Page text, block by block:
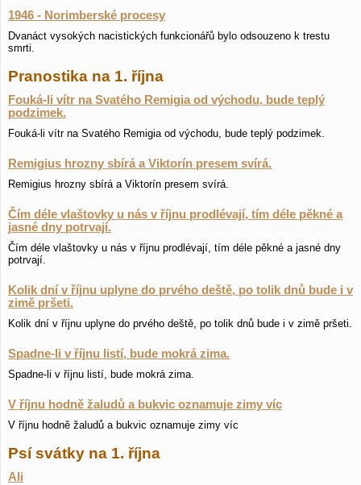
1946 - Norimberské procesy
Dvanáct vysokých nacistických funkcionářů bylo odsouzeno k trestu
smrti.
Pranostika na 1. října
Fouká-li vítr na Svatého Remigia od východu, bude teplý
podzimek.
Fouká-li vítr na Svatého Remigia od východu, bude teplý podzimek.
Remigius hrozny sbírá a Viktorín presem svírá.
Remigius hrozny sbírá a Viktorín presem svírá.
Čím déle vlaštovky u nás v říjnu prodlévají, tím déle pěkné a
jasné dny potrvají.
Čím déle vlaštovky u nás v říjnu prodlévají, tím déle pěkné a jasné dny
potrvají.
Kolik dní v říjnu uplyne do prvého deště, po tolik dnů bude i v
zimě pršeti.
Kolik dní v říjnu uplyne do prvého deště, po tolik dnů bude i v zimě pršeti.
Spadne-li v říjnu listí, bude mokrá zima.
Spadne-li v říjnu listí, bude mokrá zima.
V říjnu hodně žaludů a bukvic oznamuje zimy víc
V říjnu hodně žaludů a bukvic oznamuje zimy víc
Psí svátky na 1. října
Ali